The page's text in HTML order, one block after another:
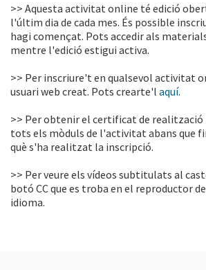
>> Aquesta activitat online té edició
l'últim dia de cada mes. És possible
hagi començat. Pots accedir als
mentre l'edició estigui activa.
>> Per inscriure't en qualsevol activitat
usuari web creat. Pots crearte'l aquí.
>> Per obtenir el certificat de realització
tots els mòduls de l'activitat abans que
què s'ha realitzat la inscripció.
>> Per veure els vídeos subtitulats al
botó CC que es troba en el reproductor
idioma.